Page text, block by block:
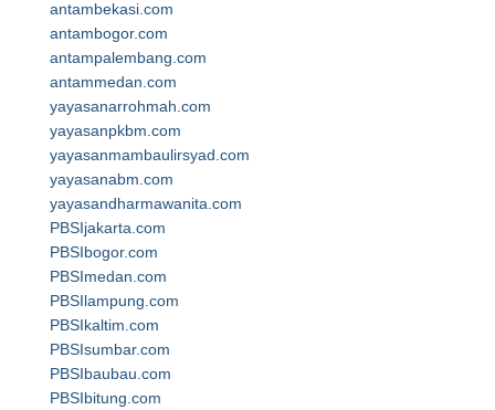
antambekasi.com
antambogor.com
antampalembang.com
antammedan.com
yayasanarrohmah.com
yayasanpkbm.com
yayasanmambaulirsyad.com
yayasanabm.com
yayasandharmawanita.com
PBSIjakarta.com
PBSIbogor.com
PBSImedan.com
PBSIlampung.com
PBSIkaltim.com
PBSIsumbar.com
PBSIbaubau.com
PBSIbitung.com